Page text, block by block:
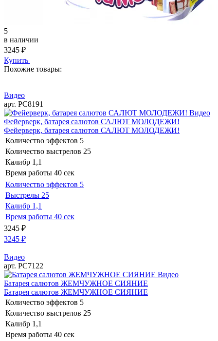
5
в наличии
3245 ₽
Купить
Похожие товары:
Видео
арт. РС8191
Видео
Фейерверк, батарея салютов САЛЮТ МОЛОДЕЖИ!
Фейерверк, батарея салютов САЛЮТ МОЛОДЕЖИ!
Количество эффектов 5
Количество выстрелов 25
Калибр 1,1
Время работы 40 сек
Количество эффектов 5
Выстрелы 25
Калибр 1,1
Время работы 40 сек
3245 ₽
3245 ₽
Видео
арт. РС7122
Видео
Батарея салютов ЖЕМЧУЖНОЕ СИЯНИЕ
Батарея салютов ЖЕМЧУЖНОЕ СИЯНИЕ
Количество эффектов 5
Количество выстрелов 25
Калибр 1,1
Время работы 40 сек